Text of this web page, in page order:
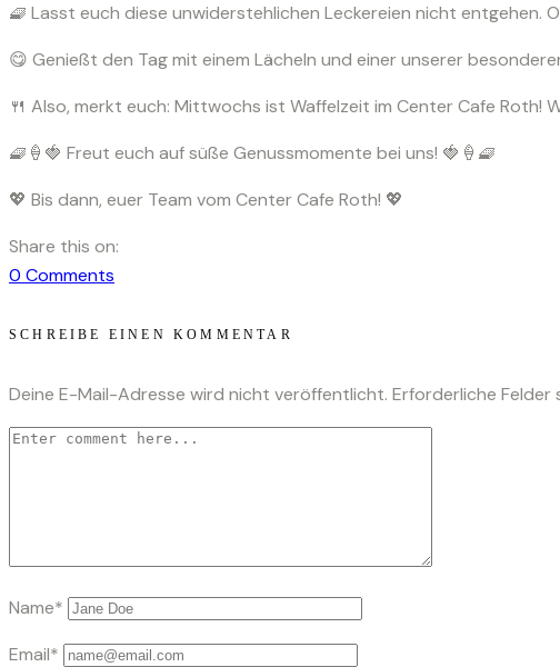
🧇 Lasst euch diese unwiderstehlichen Leckereien nicht entgehen.
😋 Genießt den Tag mit einem Lächeln und einer unserer
🍴 Also, merkt euch: Mittwochs ist Waffelzeit im Center Cafe Roth!
🧇🍦🍓 Freut euch auf süße Genussmomente bei uns! 🍓🍦🧇
💖 Bis dann, euer Team vom Center Cafe Roth! 💖
Share this on:
0 Comments
SCHREIBE EINEN KOMMENTAR
Deine E-Mail-Adresse wird nicht veröffentlicht. Erforderliche Felder
Name*
Email*